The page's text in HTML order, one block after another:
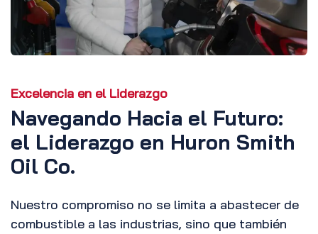
Excelencia en el Liderazgo
Navegando Hacia el Futuro:
el Liderazgo en Huron Smith
Oil Co.
Nuestro compromiso no se limita a abastecer de
combustible a las industrias, sino que también